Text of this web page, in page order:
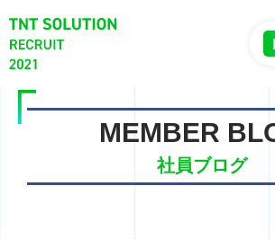
MEMBER
社員ブログ